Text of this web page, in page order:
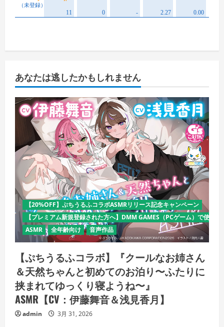
あなたは逃したかもしれません
【20%OFF】ぷちうるふコラボASMRリリース記念キャンペーン
【プレミアム新規登録された方へ】DMM GAMES（PCゲーム）で使え
ASMR
全年齢向け 音声作品
【ぷちうるふコラボ】『クールなお姉さん
＆天然ちゃんと初めてのお泊り〜ふたりに
挟まれてゆっくり寝ようね〜』
ASMR【CV：伊藤舞音＆浅見香月】
admin 3月 31, 2026